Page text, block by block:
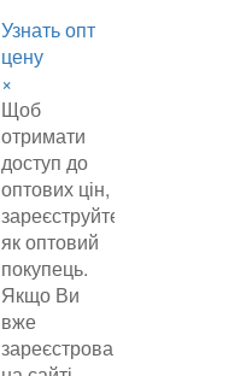
Узнать опт
цену
×
Щоб
отримати
доступ до
оптових цін,
зареєструйтеся
як оптовий
покупець.
Якщо Ви
вже
зареєстровані